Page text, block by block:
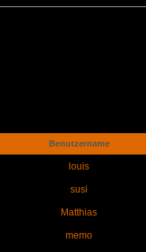
Benutzername
louis
susi
Matthias
memo